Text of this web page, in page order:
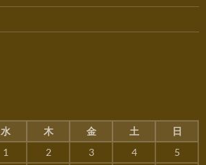
水 木 金 土
日
1
2 3 4
5